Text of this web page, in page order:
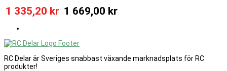
1 335,20 kr 1 669,00 kr
RC Delar är Sveriges snabbast växande marknadsplats för RC
produkter!